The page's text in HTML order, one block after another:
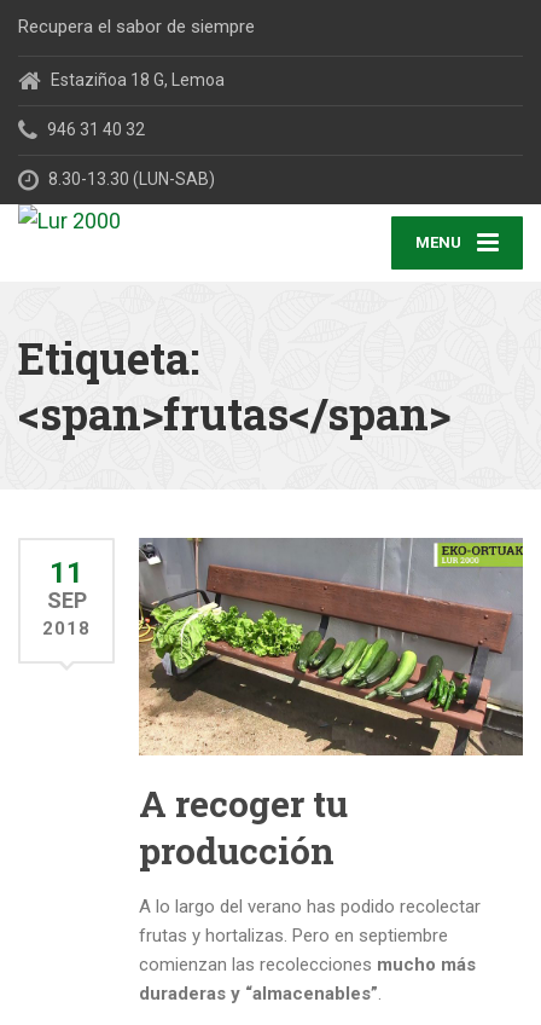
Recupera el sabor de siempre
Estaziñoa 18 G, Lemoa
946 31 40 32
8.30-13.30 (LUN-SAB)
MENU
Etiqueta:
<span>frutas</span>
11
SEP
2018
A recoger tu
producción
A lo largo del verano has podido recolectar
frutas y hortalizas. Pero en septiembre
comienzan las recolecciones mucho más
duraderas y “almacenables”.